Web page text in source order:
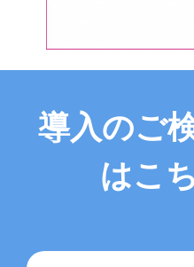
導入のご
はこ